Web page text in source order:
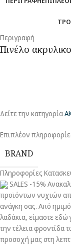
Περιγραφή
Πινέλο
Δείτε την κατηγορία
Επιπλέον
BRAND
Πληροφορίες
SALES -15%
προϊόντων νυχιών
ανάγκη σας. Από
λαδάκια, είμαστε εδώ
την τέλεια φροντίδα
προσοχή μας στη